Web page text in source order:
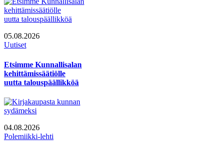
05.08.2026
Uutiset
Etsimme Kunnallisalan
kehittämissäätiölle
uutta talouspäällikköä
04.08.2026
Polemiikki-lehti